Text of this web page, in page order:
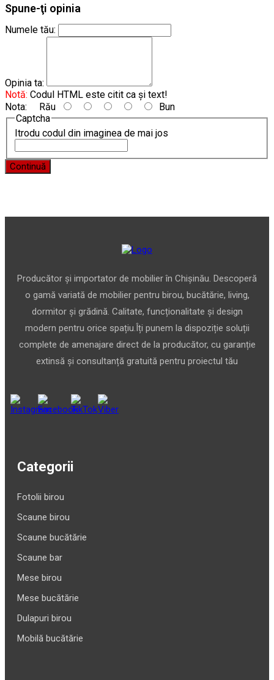
Spune-ţi opinia
Numele tău:
Opinia ta:
Notă: Codul HTML este citit ca şi text!
Nota: Rău
Bun
Captcha
Itrodu codul din imaginea de mai jos
Continuă
Producător și importator de mobilier în Chișinău. Descoperă
o gamă variată de mobilier pentru birou, bucătărie, living,
dormitor și grădină. Calitate, funcționalitate și design
modern pentru orice spațiu.Îți punem la dispoziție soluții
complete de amenajare direct de la producător, cu garanție
extinsă și consultanță gratuită pentru proiectul tău
Categorii
Fotolii birou
Scaune birou
Scaune bucătărie
Scaune bar
Mese birou
Mese bucătărie
Dulapuri birou
Mobilă bucătărie